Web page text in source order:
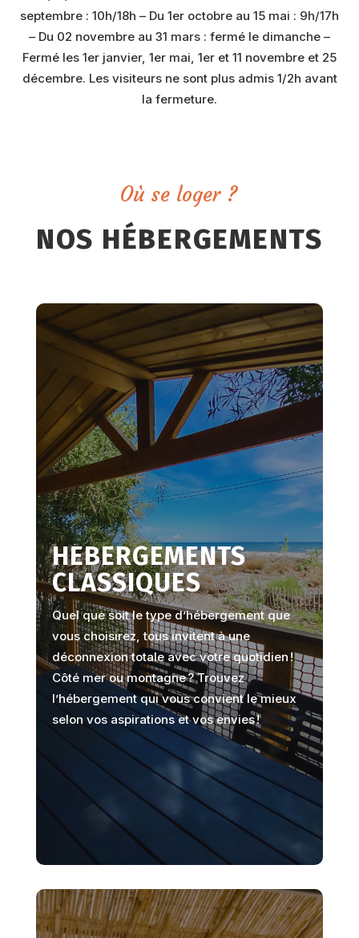
septembre : 10h/18h – Du 1er octobre au 15 mai : 9h/17h
– Du 02 novembre au 31 mars : fermé le dimanche –
Fermé les 1er janvier, 1er mai, 1er et 11 novembre et 25
décembre. Les visiteurs ne sont plus admis 1/2h avant
la fermeture.
Où se loger ?
NOS HÉBERGEMENTS
HÉBERGEMENTS
CLASSIQUES
Quel que soit le type d’hébergement que
vous choisirez, tous invitent à une
déconnexion totale avec votre quotidien !
Côté mer ou montagne ? Trouvez
l’hébergement qui vous convient le mieux
selon vos aspirations et vos envies !